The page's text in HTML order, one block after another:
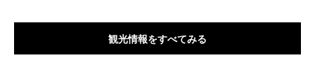
観光情報をすべてみる